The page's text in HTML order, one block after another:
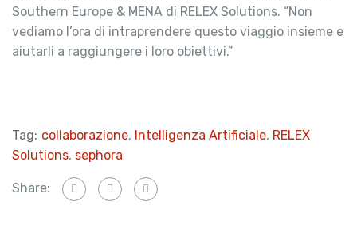
Southern Europe & MENA di RELEX Solutions. “Non
vediamo l’ora di intraprendere questo viaggio insieme e
aiutarli a raggiungere i loro obiettivi.”
Tag: collaborazione, Intelligenza Artificiale, RELEX
Solutions, sephora
Share: